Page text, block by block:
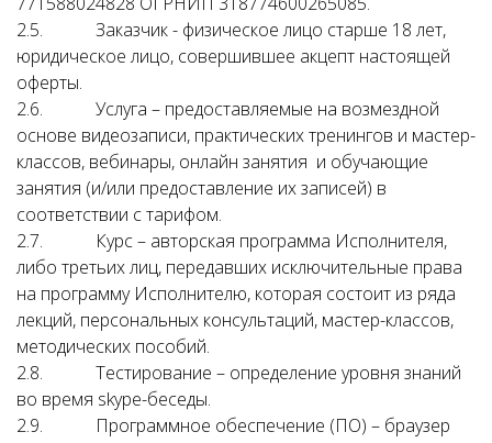
2.5. Заказчик - физическое лицо старше 18 лет,
юридическое лицо, совершившее акцепт настоящей
оферты.
2.6. Услуга – предоставляемые на возмездной
основе видеозаписи, практических тренингов и мастер-
классов, вебинары, онлайн занятия и обучающие
занятия (и/или предоставление их записей) в
соответствии с тарифом.
2.7. Курс – авторская программа Исполнителя,
либо третьих лиц, передавших исключительные права
на программу Исполнителю, которая состоит из ряда
лекций, персональных консультаций, мастер-классов,
методических пособий.
2.8. Тестирование – определение уровня знаний
во время skype-беседы.
2.9. Программное обеспечение (ПО) – браузер